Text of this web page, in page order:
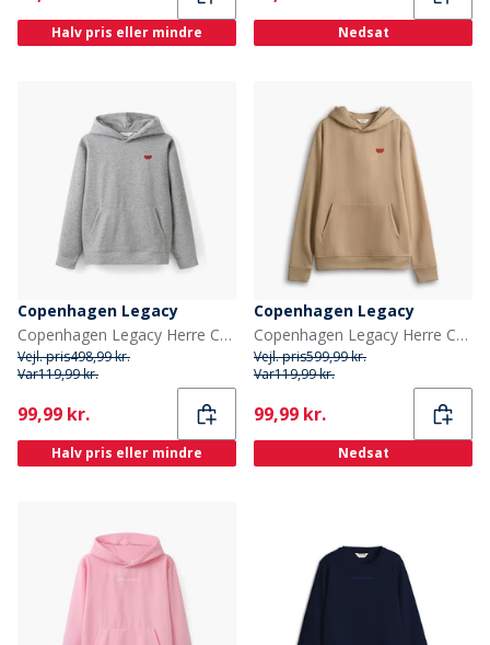
Halv pris eller mindre Nedsat
Copenhagen Legacy
Copenhagen Legacy Herre Crew Hjerteprint Hættetrøje Grey Melange
Vejl. pris498,99 kr.
Var119,99 kr.
Current
99,99 kr.
Halv pris eller mindre
Copenhagen Legacy
Copenhagen Legacy Herre Crew Hjerteprint Hættetrøje Khaki
Vejl. pris599,99 kr.
Var119,99 kr.
Current
99,99 kr.
Nedsat